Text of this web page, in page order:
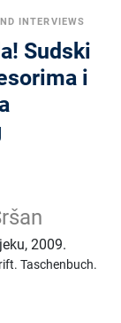
INTERVIEWS
Sudski
i
,2009.
Taschenbuch.